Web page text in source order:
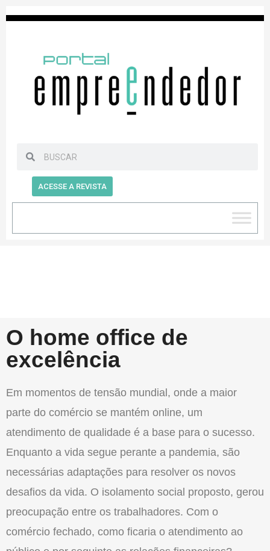
ACESSE A REVISTA
O home office de
excelência
Em momentos de tensão mundial, onde a maior
parte do comércio se mantém online, um
atendimento de qualidade é a base para o sucesso.
Enquanto a vida segue perante a pandemia, são
necessárias adaptações para resolver os novos
desafios da vida. O isolamento social proposto, gerou
preocupação entre os trabalhadores. Com o
comércio fechado, como ficaria o atendimento ao